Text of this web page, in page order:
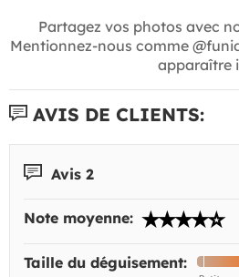
Partagez vos photos avec
Mentionnez-nous comme
apparaître
AVIS DE CLIENTS:
Avis 2
Note moyenne:
Taille du déguisement: